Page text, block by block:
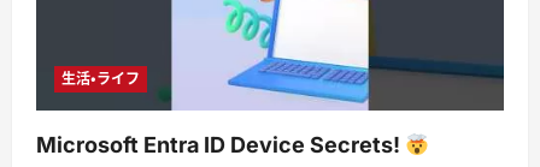
生活・ライフ
Microsoft Entra ID Device Secrets!